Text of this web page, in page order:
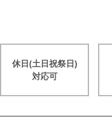
休日(土日祝祭日)
対応可